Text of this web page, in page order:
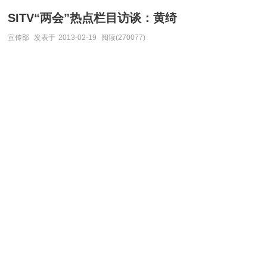
SITV“两会”热点栏目访谈：黄绮
宣传部 发表于 2013-02-19 阅读(270077)